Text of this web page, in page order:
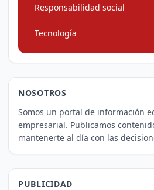
Responsabilidad social
Tecnología
NOSOTROS
Somos un portal de información
empresarial. Publicamos
mantenerte al día con las
PUBLICIDAD